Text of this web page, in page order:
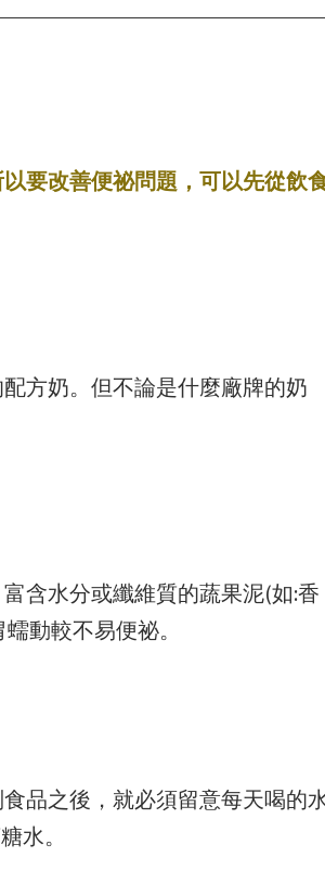
要改善便祕問題，可以先從飲
方奶。但不論是什麼廠牌的奶
含水分或纖維質的蔬果泥(如:香
動較不易便祕。
品之後，就必須留意每天喝的
水。